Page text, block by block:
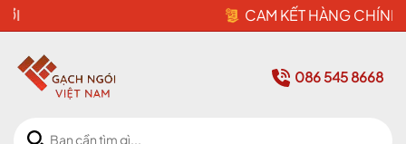
CAM KẾT HÀNG CHÍNH HÃNG
086 545 8668